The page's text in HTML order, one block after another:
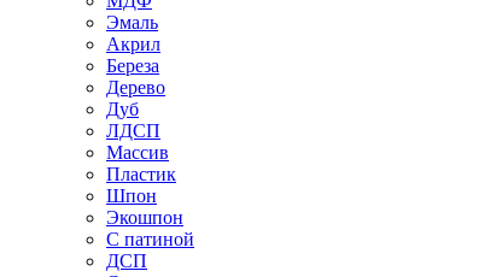
Эмаль
Акрил
Береза
Дерево
Дуб
ЛДСП
Массив
Пластик
Шпон
Экошпон
С патиной
ДСП